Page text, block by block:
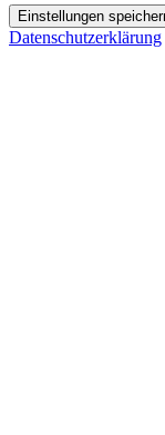
Einstellungen
Datenschutzerklärung